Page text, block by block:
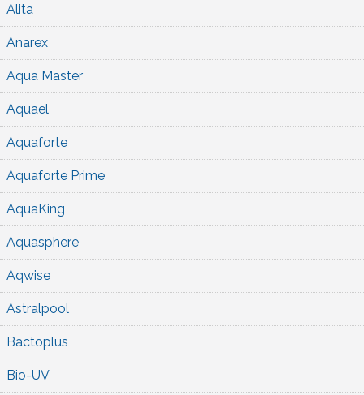
Alita
Anarex
Aqua Master
Aquael
Aquaforte
Aquaforte Prime
AquaKing
Aquasphere
Aqwise
Astralpool
Bactoplus
Bio-UV